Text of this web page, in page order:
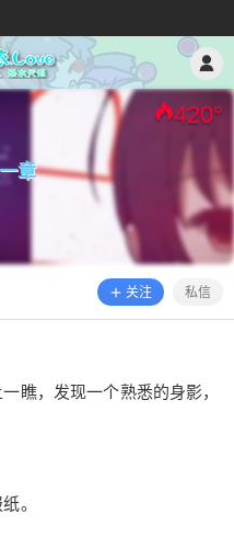
章
420°
关注 私信
瞧，发现一个熟悉的身影，
。
的老爹洛羽耀。 “哟，